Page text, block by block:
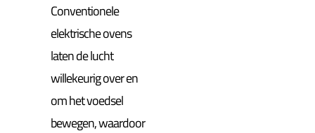
Conventionele
elektrische ovens
laten de lucht
willekeurig over en
om het voedsel
bewegen, waardoor